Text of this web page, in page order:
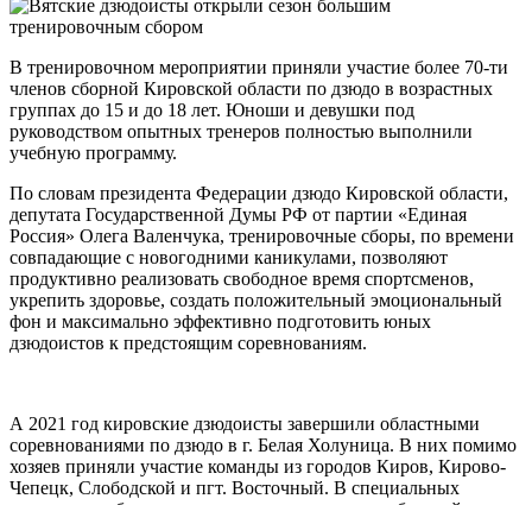
В тренировочном мероприятии приняли участие более 70-ти
членов сборной Кировской области по дзюдо в возрастных
группах до 15 и до 18 лет. Юноши и девушки под
руководством опытных тренеров полностью выполнили
учебную программу.
По словам президента Федерации дзюдо Кировской области,
депутата Государственной Думы РФ от партии «Единая
Россия» Олега Валенчука, тренировочные сборы, по времени
совпадающие с новогодними каникулами, позволяют
продуктивно реализовать свободное время спортсменов,
укрепить здоровье, создать положительный эмоциональный
фон и максимально эффективно подготовить юных
дзюдоистов к предстоящим соревнованиям.
А 2021 год кировские дзюдоисты завершили областными
соревнованиями по дзюдо в г. Белая Холуница. В них помимо
хозяев приняли участие команды из городов Киров, Кирово-
Чепецк, Слободской и пгт. Восточный. В специальных